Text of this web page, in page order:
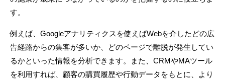
す。
例えば、Googleアナリティクスを使えばWebを介したどの広
告経路からの集客が多いか、どのページで離脱が発生してい
るかといった情報を分析できます。また、CRMやMAツール
を利用すれば、顧客の購買履歴や行動データをもとに、より